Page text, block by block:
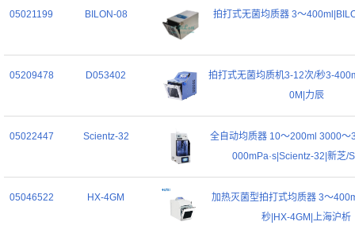
05021199 BILON-08 拍打式无菌均质器 3～
05209478 D053402
拍打式无菌均质机3-12次/秒3-
0M|力辰
05022447 Scientz-32
全自动均质器 10～200ml 3000～
000mPa·s|Scientz-32|新芝/
05046522 HX-4GM
加热灭菌型拍打式均质器 3～
秒|HX-4GM|上海沪析